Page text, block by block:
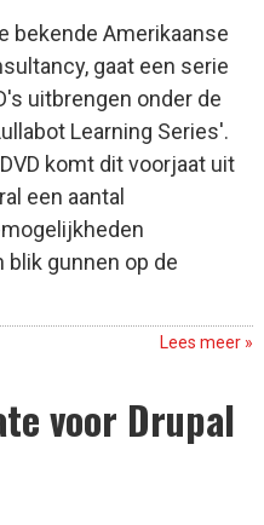
bekende Amerikaanse
gaat een serie
uitbrengen onder de
Learning Series'.
komt dit voorjaat uit
een aantal
blik gunnen op de
Lees meer »
voor Drupal